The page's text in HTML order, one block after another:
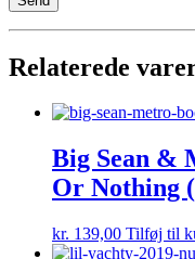
Relaterede
Big Sean &
Or Nothing
kr. 139,00 Tilføj til